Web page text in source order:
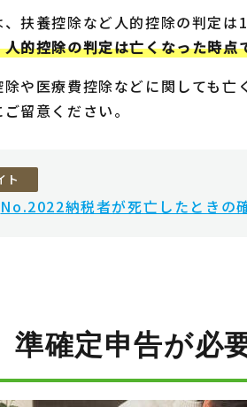
扶養控除など人的控除の判定
的控除の判定は亡くなった時点
や医療費控除などに関しても
留意ください。
ト
No.2022納税者が死亡したときの
準確定申告が必